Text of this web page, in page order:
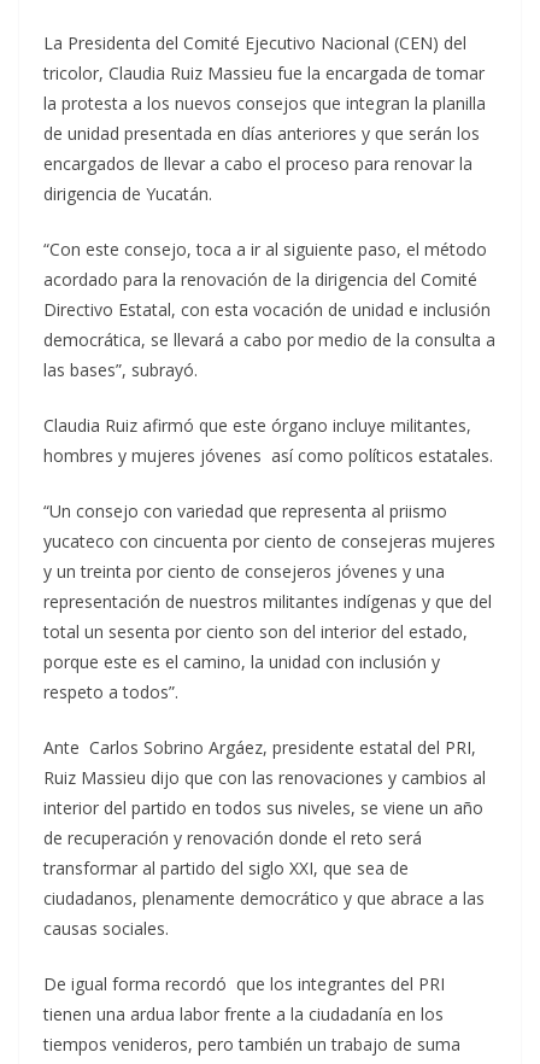
La Presidenta del Comité Ejecutivo Nacional (CEN) del
tricolor, Claudia Ruiz Massieu fue la encargada de tomar
la protesta a los nuevos consejos que integran la planilla
de unidad presentada en días anteriores y que serán los
encargados de llevar a cabo el proceso para renovar la
dirigencia de Yucatán.
“Con este consejo, toca a ir al siguiente paso, el método
acordado para la renovación de la dirigencia del Comité
Directivo Estatal, con esta vocación de unidad e inclusión
democrática, se llevará a cabo por medio de la consulta a
las bases”, subrayó.
Claudia Ruiz afirmó que este órgano incluye militantes,
hombres y mujeres jóvenes así como políticos estatales.
“Un consejo con variedad que representa al priismo
yucateco con cincuenta por ciento de consejeras mujeres
y un treinta por ciento de consejeros jóvenes y una
representación de nuestros militantes indígenas y que del
total un sesenta por ciento son del interior del estado,
porque este es el camino, la unidad con inclusión y
respeto a todos”.
Ante Carlos Sobrino Argáez, presidente estatal del PRI,
Ruiz Massieu dijo que con las renovaciones y cambios al
interior del partido en todos sus niveles, se viene un año
de recuperación y renovación donde el reto será
transformar al partido del siglo XXI, que sea de
ciudadanos, plenamente democrático y que abrace a las
causas sociales.
De igual forma recordó que los integrantes del PRI
tienen una ardua labor frente a la ciudadanía en los
tiempos venideros, pero también un trabajo de suma